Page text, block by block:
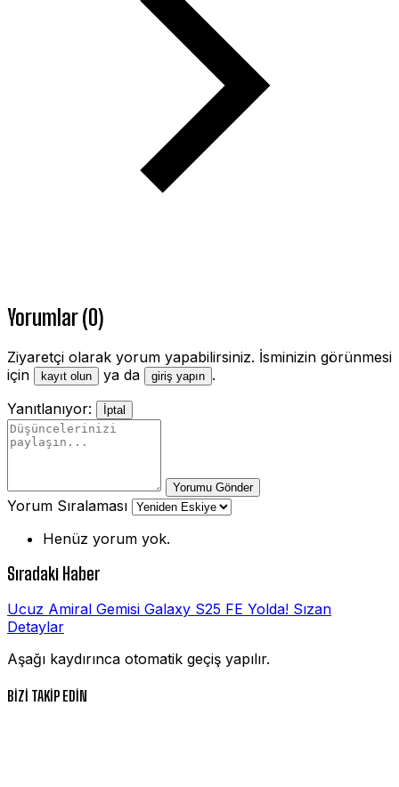
Yorumlar (0)
Ziyaretçi olarak yorum yapabilirsiniz. İsminizin görünmesi
için
kayıt olun ya da giriş yapın .
Yanıtlanıyor:
İptal
Yorumu Gönder
Yorum Sıralaması
Henüz yorum yok.
Sıradaki Haber
Ucuz Amiral Gemisi Galaxy S25 FE Yolda! Sızan
Detaylar
Aşağı kaydırınca otomatik geçiş yapılır.
BİZİ TAKİP EDİN